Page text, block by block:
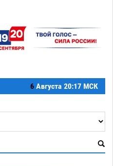
6 Августа 20:17 МСК